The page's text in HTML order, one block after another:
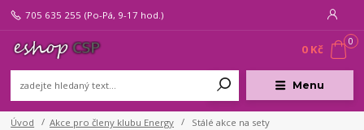
Menu
705 635 255 (Po-Pá, 9-17 hod.)
0
0 Kč
Úvod Akce pro členy klubu Energy Stálé akce na sety